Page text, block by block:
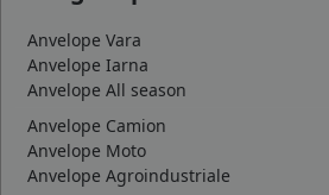
Anvelope Vara
Anvelope Iarna
Anvelope All season
Anvelope Camion
Anvelope Moto
Anvelope Agroindustriale